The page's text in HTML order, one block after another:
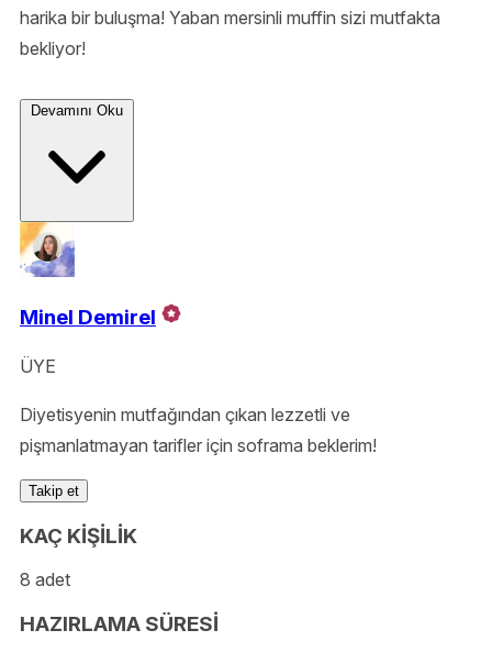
harika bir buluşma! Yaban mersinli muffin sizi mutfakta
bekliyor!
Devamını Oku
Minel Demirel
ÜYE
Diyetisyenin mutfağından çıkan lezzetli ve
pişmanlatmayan tarifler için soframa beklerim!
Takip et
KAÇ KİŞİLİK
8 adet
HAZIRLAMA SÜRESİ